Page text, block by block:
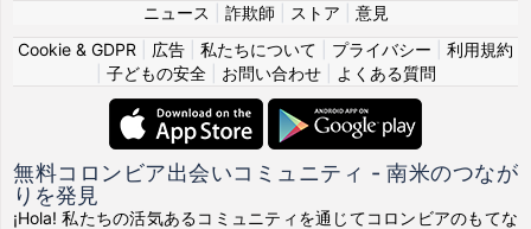
ニュース 詐欺師 ストア
意見
Cookie & GDPR
広告 私たちについて プライバシー
利用規約
子どもの安全| お問い合わせ| よくある質問
無料コロンビア出会いコミュニティ - 南米のつなが
りを発見
¡Hola! 私たちの活気あるコミュニティを通じてコロンビアのもてな